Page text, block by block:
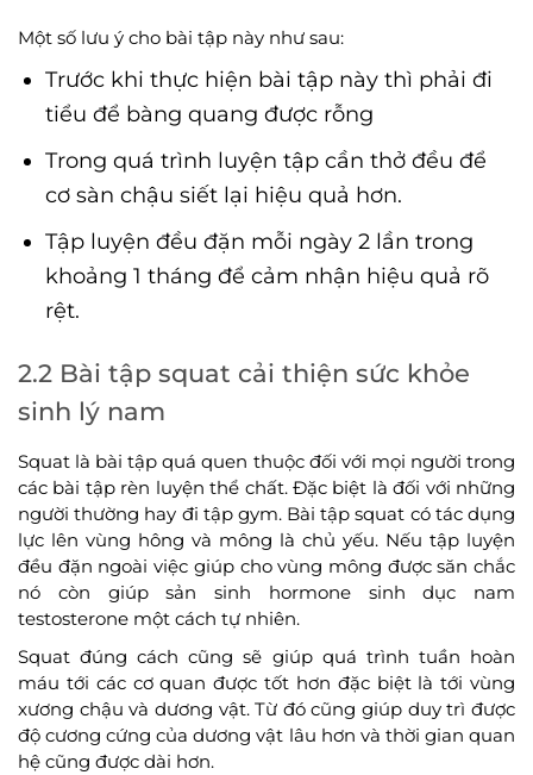
Một số lưu ý cho bài tập này như sau:
Trước khi thực hiện bài tập này thì phải đi
tiểu để bàng quang được rỗng
Trong quá trình luyện tập cần thở đều để
cơ sàn chậu siết lại hiệu quả hơn.
Tập luyện đều đặn mỗi ngày 2 lần trong
khoảng 1 tháng để cảm nhận hiệu quả rõ
rệt.
2.2 Bài tập squat cải thiện sức khỏe
sinh lý nam
Squat là bài tập quá quen thuộc đối với mọi người trong
các bài tập rèn luyện thể chất. Đặc biệt là đối với những
người thường hay đi tập gym. Bài tập squat có tác dụng
lực lên vùng hông và mông là chủ yếu. Nếu tập luyện
đều đặn ngoài việc giúp cho vùng mông được săn chắc
nó còn giúp sản sinh hormone sinh dục nam
testosterone một cách tự nhiên.
Squat đúng cách cũng sẽ giúp quá trình tuần hoàn
máu tới các cơ quan được tốt hơn đặc biệt là tới vùng
xương chậu và dương vật. Từ đó cũng giúp duy trì được
độ cương cứng của dương vật lâu hơn và thời gian quan
hệ cũng được dài hơn.